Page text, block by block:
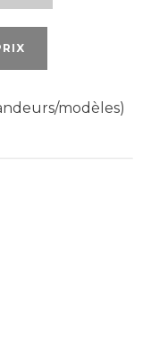
modèles)